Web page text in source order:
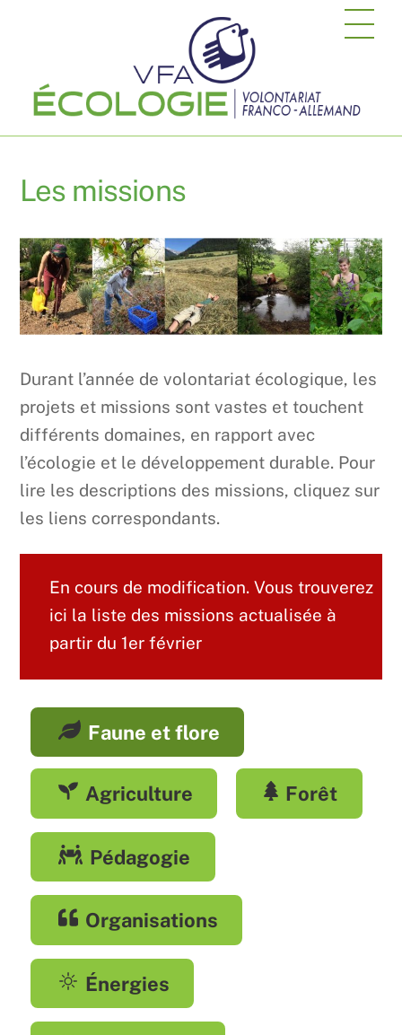
Les missions
Durant l’année de volontariat écologique, les
projets et missions sont vastes et touchent
différents domaines, en rapport avec
l’écologie et le développement durable. Pour
lire les descriptions des missions, cliquez sur
les liens correspondants.
En cours de modification. Vous trouverez
ici la liste des missions actualisée à
partir du 1er février
Faune et flore
Agriculture Forêt
Pédagogie
Organisations
Énergies